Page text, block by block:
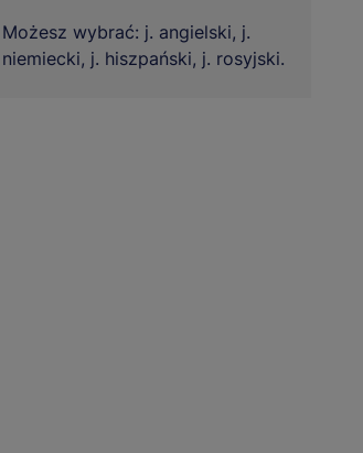
Możesz wybrać: j. angielski, j.
niemiecki, j. hiszpański, j. rosyjski.